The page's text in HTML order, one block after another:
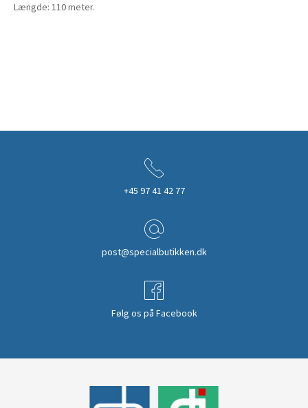
Længde: 110 meter.
+45 97 41 42 77
post@specialbutikken.dk
Følg os på Facebook